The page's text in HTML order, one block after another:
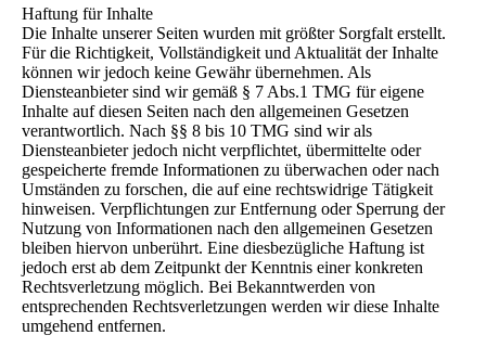
Haftung für Inhalte
Die Inhalte unserer Seiten wurden mit größter Sorgfalt erstellt.
Für die Richtigkeit, Vollständigkeit und Aktualität der Inhalte
können wir jedoch keine Gewähr übernehmen. Als
Diensteanbieter sind wir gemäß § 7 Abs.1 TMG für eigene
Inhalte auf diesen Seiten nach den allgemeinen Gesetzen
verantwortlich. Nach §§ 8 bis 10 TMG sind wir als
Diensteanbieter jedoch nicht verpflichtet, übermittelte oder
gespeicherte fremde Informationen zu überwachen oder nach
Umständen zu forschen, die auf eine rechtswidrige Tätigkeit
hinweisen. Verpflichtungen zur Entfernung oder Sperrung der
Nutzung von Informationen nach den allgemeinen Gesetzen
bleiben hiervon unberührt. Eine diesbezügliche Haftung ist
jedoch erst ab dem Zeitpunkt der Kenntnis einer konkreten
Rechtsverletzung möglich. Bei Bekanntwerden von
entsprechenden Rechtsverletzungen werden wir diese Inhalte
umgehend entfernen.